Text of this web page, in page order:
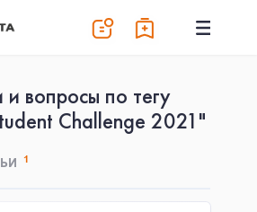
и вопросы по тегу
Challenge 2021"
1